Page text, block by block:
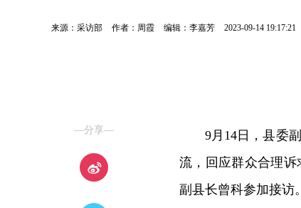
来源：采访部 作者：周霞 编辑：李嘉芳 2023-09-14 19:17:21
—分享—
9月14日，县委
流，回应群众合理
副县长曾科参加接访。